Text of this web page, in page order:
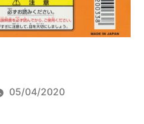
05/04/2020